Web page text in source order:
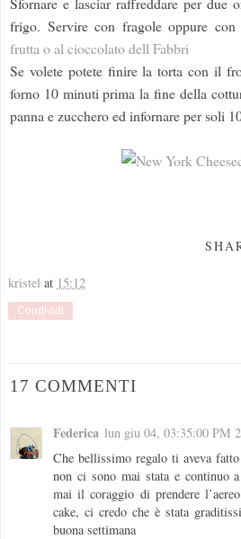
frigo. Servire con fragole oppure con
frutta o al cioccolato dell Fabbri
Se volete potete finire la torta con il
forno 10 minuti prima la fine della
panna e zucchero ed infornare per soli
kristel at 15:12
Condividi
17 COMMENTI
Federica lun giu 04, 03:35:00 PM
Che bellissimo regalo ti aveva
non ci sono mai stata e continuo
mai il coraggio di prendere
cake, ci credo che è stata
buona settimana